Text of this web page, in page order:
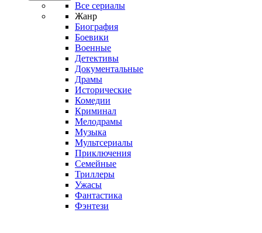
Все сериалы
Жанр
Биография
Боевики
Военные
Детективы
Документальные
Драмы
Исторические
Комедии
Криминал
Мелодрамы
Музыка
Мультсериалы
Приключения
Семейные
Триллеры
Ужасы
Фантастика
Фэнтези